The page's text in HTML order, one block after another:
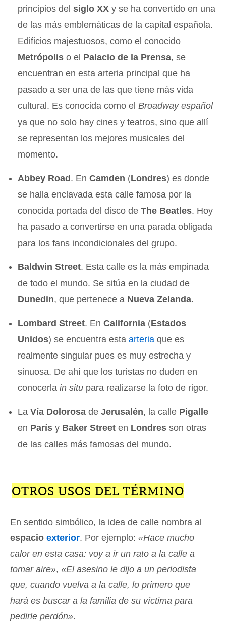
principios delsiglo XX y se ha convertido en una
de las más emblemáticas de la capital española.
Edificios majestuosos, como el conocido
Metrópolis o el Palacio de la Prensa, se
encuentran en esta arteria principal que ha
pasado a ser una de las que tiene más vida
cultural. Es conocida como el Broadway español
ya que no solo hay cines y teatros, sino que allí
se representan los mejores musicales del
momento.
Abbey Road. EnCamden (Londres) es donde
se halla enclavada esta calle famosa por la
conocida portada del disco deThe Beatles. Hoy
ha pasado a convertirse en una parada obligada
para los fans incondicionales del grupo.
Baldwin Street. Esta calle es la más empinada
de todo el mundo. Se sitúa en la ciudad de
Dunedin, que pertenece a Nueva Zelanda.
Lombard Street. EnCalifornia (Estados
Unidos) se encuentra estaarteria que es
realmente singular pues es muy estrecha y
sinuosa. De ahí que los turistas no duden en
conocerla in situ para realizarse la foto de rigor.
LaVía Dolorosa deJerusalén, la calle Pigalle
en París y Baker Street en Londres son otras
de las calles más famosas del mundo.
OTROS USOS DEL TÉRMINO
En sentido simbólico, la idea de calle nombra al
espacio exterior. Por ejemplo: «Hace mucho
calor en esta casa: voy a ir un rato a la calle a
tomar aire», «El asesino le dijo a un periodista
que, cuando vuelva a la calle, lo primero que
hará es buscar a la familia de su víctima para
pedirle perdón».